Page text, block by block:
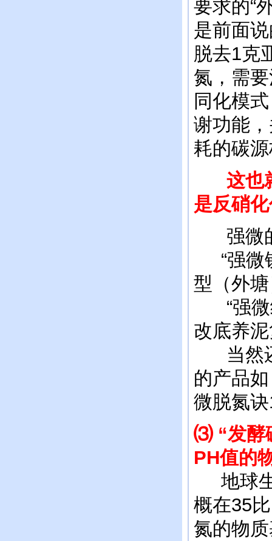
要求的“
是前面
脱去1克
氮，需
同化模
谢功能
耗的碳
这也就
是反硝
强微的
“强微
型（外塘
“强微
改底养
当然还
的产品
微脱氮诀
⑶ “发酵
PH值的
地球生
概在35
氮的物